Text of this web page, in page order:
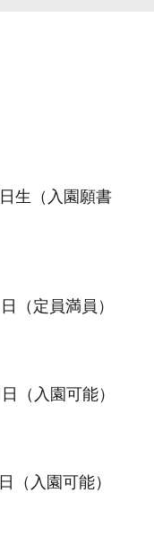
生（入園願書
（定員満員）
（入園可能）
入園可能）